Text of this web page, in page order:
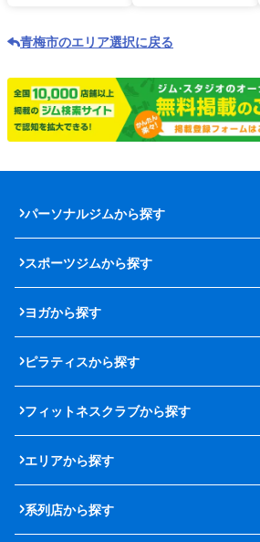
青梅市のエリア選択に戻る
パーソナルジムから探す
スポーツジムから探す
ヨガから探す
ピラティスから探す
フィットネスクラブから探す
エリアから探す
系列店から探す